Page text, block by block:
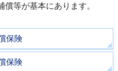
等が基本にあります。
保険
保険